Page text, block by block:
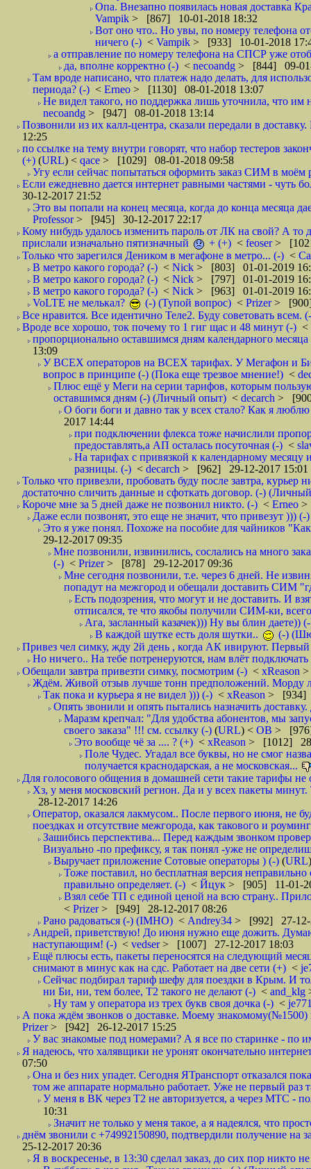
Опа. Внезапно появилась новая доставка
Vampik > [867] 10-01-2018 18:32
Вот оно что.. Но увы, по номеру телефона
ничего (-) < Vampik > [933] 10-01-2018
а отправление по номеру телефона на СПСР уже
да, вполне корректно (-) < necoandg > [844] 09-01-
Там вроде написано, что платеж надо делать, для
периода? (-) < Erneo > [1130] 08-01-2018 13:07
Не видел такого, но поддержка лишь уточнила, что
necoandg > [947] 08-01-2018 13:14
Позвонили из их калл-центра, сказали передали в
12:25
по ссылке на тему внутри говорят, что набор тестеров
(+) (URL) < qace > [1029] 08-01-2018 09:58
Угу если сейчас попытаться оформить заказ СИМ в моём
Если ежедневно дается интернет равными частями - чуть
30-12-2017 21:52
Это вы попали на конец месяца, когда до конца месяца
Professor> [945] 30-12-2017 22:17
Кому нибудь удалось изменить пароль от ЛК на свой? А то
прислали изначально пятизначный
+ (+) < feoser>
Только что зарегился Деником в мегафоне в метро... (-) <
В метро какого города? (-) < Nick > [803] 01-01-2019
В метро какого города? (-) < Nick > [797] 01-01-2019
В метро какого города? (-) < Nick > [963] 01-01-2019
VoLTE не мелькал?
(-) (Тупой вопрос) < Prizer>
Все нравится. Все идентично Теле2. Буду советовать всем.
Вроде все хорошо, ток почему то 1 гиг щас и 48 минут (-) <
пропорционально оставшимся дням календарного
13:09
У ВСЕХ операторов на ВСЕХ тарифах. У Мегафон и Би
вопрос в принципе (-) (Пока еще трезвое мнение!) <
Плюс ещё у Меги на серии тарифов, которым
оставшимся дням (-) (Личный опыт) < decarch >
О боги боги и давно так у всех стало? Как я
2017 14:44
при подключении флекса тоже начислили
предоставлять,а АП осталась посуточная (-) <
На тарифах с привязкой к календарному
разницы. (-) < decarch > [962] 29-12-2017 15:01
Только что привезли, пробовать буду после завтра,
достаточно сличить данные и сфоткать договор. (-)
Короче мне за 5 дней даже не позвонил никто. (-) < Erneo >
Даже если позвонят, это еще не значит, что привезут ))) (-)
Это я уже понял. Похоже на пособие для чайников
29-12-2017 09:35
Мне позвонили, извинились, сослались на много
(-) < Prizer> [878] 29-12-2017 09:36
Мне сегодня позвонили, т.е. через 6 дней. Не
попадут на межгород и обещали доставить СИМ
Есть подозрения, что могут и не доставить. И
отписался, те что якобы получили СИМ-ки,
Ага, засланный казачек))) Ну вы блин даете))
В каждой шутке есть доля шутки..
(-)
Привез чел симку, жду 2й день , когда АК ивируют. Первый
Но ничего.. На тебе потренеруются, нам влёт подключать
Обещали завтра привезти симку, посмотрим (-) < xReason
Ждём. Живой отзыв лучше тонн предположений. Морду
Так пока и курьера я не видел ))) (-) < xReason > [934]
Опять звонили и опять пытались назначить
Маразм крепчал: "Для удобства абонентов, мы
своего заказа" !!! см. ссылку (-) (URL) < ОВ >
Это вообще чё за .... ? (+) < xReason > [1012]
Поле Чудес. Угадал все буквы, но не смог
получается краснодарская, а не московская...
Для голосового общения в домашней сети такие тарифы не
Хз, у меня московский регион. Да и у всех пакеты
28-12-2017 14:26
Оператор, оказался лакмусом.. После первого июня, не
поездках и отсутствие межгорода, как такового и
Зашибись перспектива... Перед каждым звонком
Визуально -по префиксу, я так понял -уже не
Выручает приложение Сотовые операторы ) (-) (URL
Тоже поставил, но бесплатная версия
правильно определяет. (-) < Йцук > [905] 11-01-
Взял себе ТП с единой ценой на всю страну..
< Prizer> [949] 28-12-2017 08:26
Рано радоваться (-) (IMHO) < Andrey34 > [992] 27-12-
Андрей, приветствую! До июня нужно еще дожить.
наступающим! (-) < vedser> [1007] 27-12-2017 18:03
Ещё плюсы есть, пакеты переносятся на следующий
снимают в минус как на сдс. Работает на две сети (+) <
Сейчас подбирал тариф шефу для поездки в Крым. И
ни Би, ни, тем более, Т2 такого не делают (-) < and_klg
Ну там у оператора из трех букв своя дочка (-) <
А пока ждём звонков о доставке. Моему знакомому(№1500)
Prizer> [942] 26-12-2017 15:25
У вас знакомые под номерами? А я все по старинке - по
Я надеюсь, что халявщики не уронят окончательно
07:50
Она и без них упадет. Сегодня ЯТранспорт отказался
том же аппарате нормально работает. Уже не первый раз
У меня в ВК через Т2 не авторизуется, а через МТС -
10:31
Значит не только у меня такое, а я надеялся, что
днём звонили с +74992150890, подтвердили получение на
25-12-2017 20:36
Я в воскресенье, в 13:30 сделал заказ, до сих пор никто